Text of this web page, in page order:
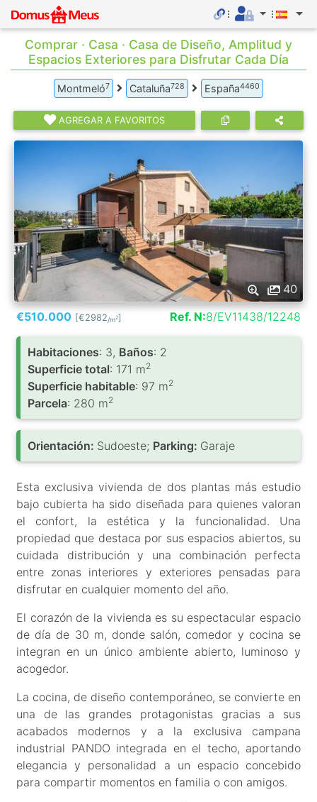
Comprar · Casa · Casa de Diseño, Amplitud y
Espacios Exteriores para Disfrutar Cada Día
Montmeló7 Cataluña728 España4460
AGREGAR A FAVORITOS
40
€510.000 [€2982/m2] Ref. N:8/EV11438/12248
Habitaciones: 3, Baños: 2
Superficie total: 171 m2
Superficie habitable: 97 m2
Parcela: 280 m2
Orientación: Sudoeste; Parking: Garaje
Esta exclusiva vivienda de dos plantas más estudio
bajo cubierta ha sido diseñada para quienes valoran
el confort, la estética y la funcionalidad. Una
propiedad que destaca por sus espacios abiertos, su
cuidada distribución y una combinación perfecta
entre zonas interiores y exteriores pensadas para
disfrutar en cualquier momento del año.
El corazón de la vivienda es su espectacular espacio
de día de 30 m, donde salón, comedor y cocina se
integran en un único ambiente abierto, luminoso y
acogedor.
La cocina, de diseño contemporáneo, se convierte en
una de las grandes protagonistas gracias a sus
acabados modernos y a la exclusiva campana
industrial PANDO integrada en el techo, aportando
elegancia y personalidad a un espacio concebido
para compartir momentos en familia o con amigos.